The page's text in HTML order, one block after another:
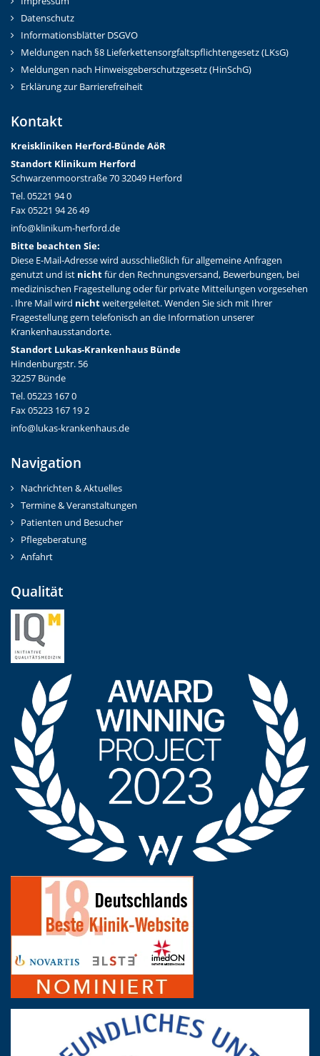
Datenschutz
Informationsblätter DSGVO
Meldungen nach §8 Lieferkettensorgfaltspflichtengesetz (LKsG)
Meldungen nach Hinweisgeberschutzgesetz (HinSchG)
Erklärung zur Barrierefreiheit
Kontakt
Kreiskliniken Herford-Bünde AöR
Standort Klinikum Herford
Schwarzenmoorstraße 70 32049 Herford
Tel. 05221 94 0
Fax 05221 94 26 49
info@klinikum-herford.de
Bitte beachten Sie:
Diese E-Mail-Adresse wird ausschließlich für allgemeine Anfragen
genutzt und ist nichtfür den Rechnungsversand, Bewerbungen, bei
medizinischen Fragestellung oder für private Mitteilungen vorgesehen
. Ihre Mail wird nichtweitergeleitet. Wenden Sie sich mit Ihrer
Fragestellung gern telefonisch an die Information unserer
Krankenhausstandorte.
Standort Lukas-Krankenhaus Bünde
Hindenburgstr. 56
32257 Bünde
Tel. 05223 167 0
Fax 05223 167 19 2
info@lukas-krankenhaus.de
Navigation
Nachrichten & Aktuelles
Termine & Veranstaltungen
Patienten und Besucher
Pflegeberatung
Anfahrt
Qualität